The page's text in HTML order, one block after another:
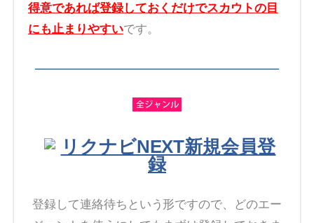
得意であれば登録しておくだけでスカウトの目
にも止まりやすいです。
リクナビNEXT新規会員登
録
登録して連絡待ちという形ですので、どのエー